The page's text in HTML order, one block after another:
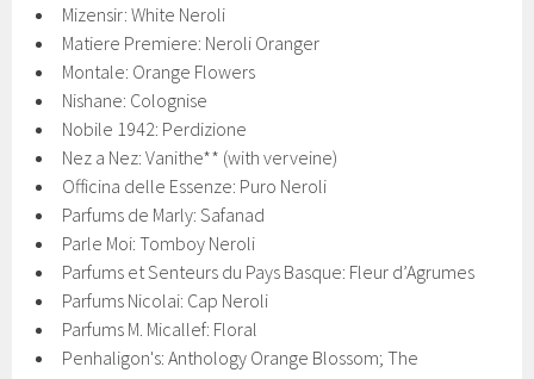
Mizensir: White Neroli
Matiere Premiere: Neroli Oranger
Montale: Orange Flowers
Nishane: Colognise
Nobile 1942: Perdizione
Nez a Nez: Vanithe** (with verveine)
Officina delle Essenze: Puro Neroli
Parfums de Marly: Safanad
Parle Moi: Tomboy Neroli
Parfums et Senteurs du Pays Basque: Fleur d’Agrumes
Parfums Nicolai: Сap Neroli
Parfums M. Micallef: Floral
Penhaligon's: Anthology Orange Blossom; The